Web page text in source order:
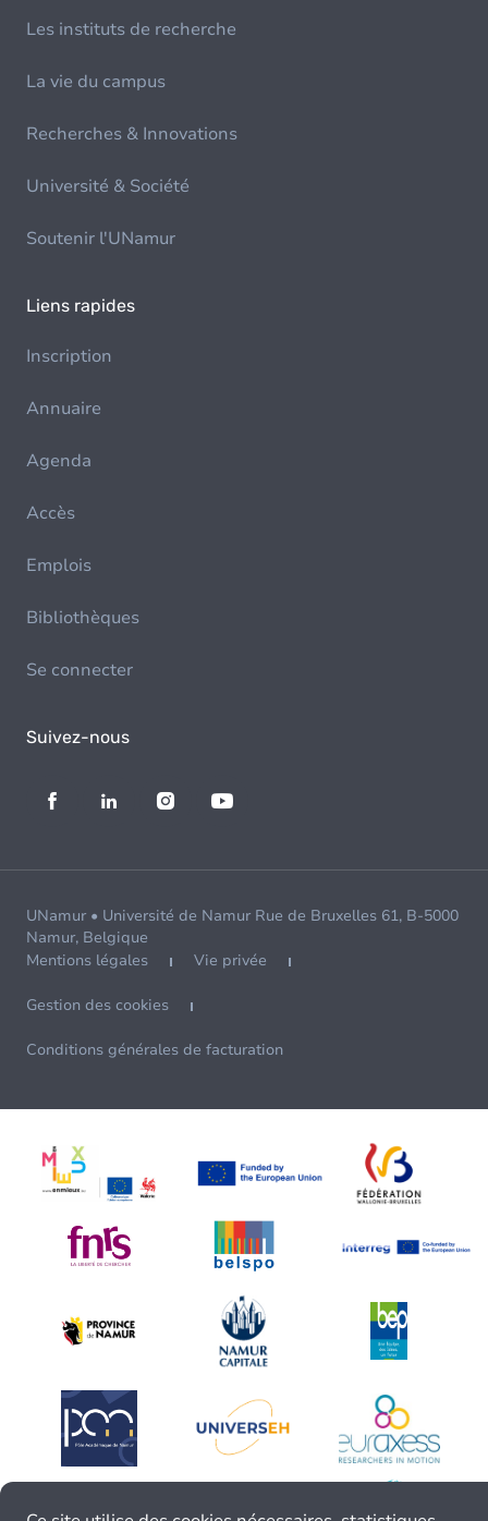
Les instituts de recherche
La vie du campus
Recherches & Innovations
Université & Société
Soutenir l'UNamur
Liens rapides
Inscription
Annuaire
Agenda
Accès
Emplois
Bibliothèques
Se connecter
Suivez-nous
UNamur • Université de Namur Rue de Bruxelles 61, B-5000
Namur, Belgique
Mentions légales
Vie privée
Gestion des cookies
Conditions générales de facturation